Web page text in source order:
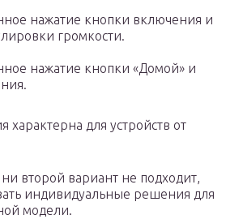
нажатие кнопки включения и
громкости.
нажатие кнопки «Домой» и
характерна для устройств от
второй вариант не подходит,
индивидуальные решения для
модели.